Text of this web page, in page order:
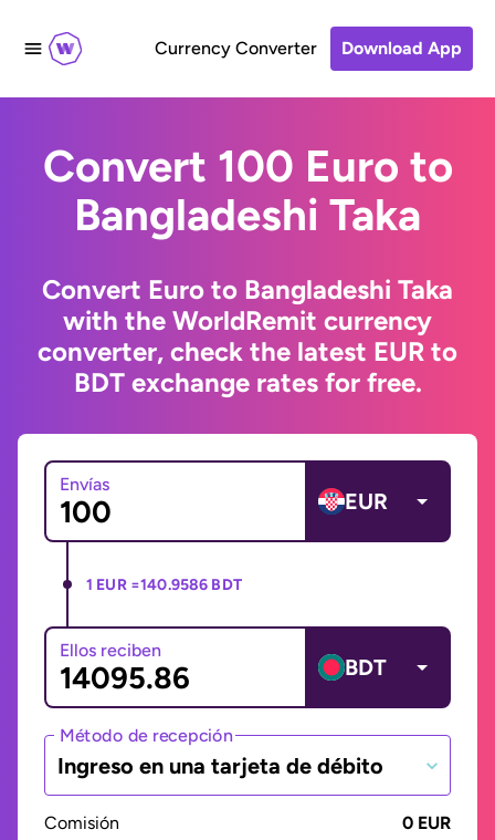
Currency Converter Download App
Convert 100 Euro to
Bangladeshi Taka
Convert Euro to Bangladeshi Taka
with the WorldRemit currency
converter, check the latest EUR to
BDT exchange rates for free.
Envías
EUR
1 EUR =140.9586 BDT
Ellos reciben
BDT
Método de recepción
Ingreso en una tarjeta de débito
Comisión
0 EUR